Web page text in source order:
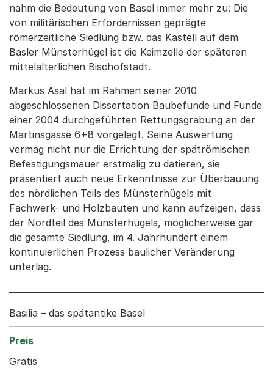
nahm die Bedeutung von Basel immer mehr zu: Die
von militärischen Erfordernissen geprägte
römerzeitliche Siedlung bzw. das Kastell auf dem
Basler Münsterhügel ist die Keimzelle der späteren
mittelalterlichen Bischofstadt.
Markus Asal hat im Rahmen seiner 2010
abgeschlossenen Dissertation Baubefunde und Funde
einer 2004 durchgeführten Rettungsgrabung an der
Martinsgasse 6+8 vorgelegt. Seine Auswertung
vermag nicht nur die Errichtung der spätrömischen
Befestigungsmauer erstmalig zu datieren, sie
präsentiert auch neue Erkenntnisse zur Überbauung
des nördlichen Teils des Münsterhügels mit
Fachwerk- und Holzbauten und kann aufzeigen, dass
der Nordteil des Münsterhügels, möglicherweise gar
die gesamte Siedlung, im 4. Jahrhundert einem
kontinuierlichen Prozess baulicher Veränderung
unterlag.
Basilia – das spätantike Basel
Gratis